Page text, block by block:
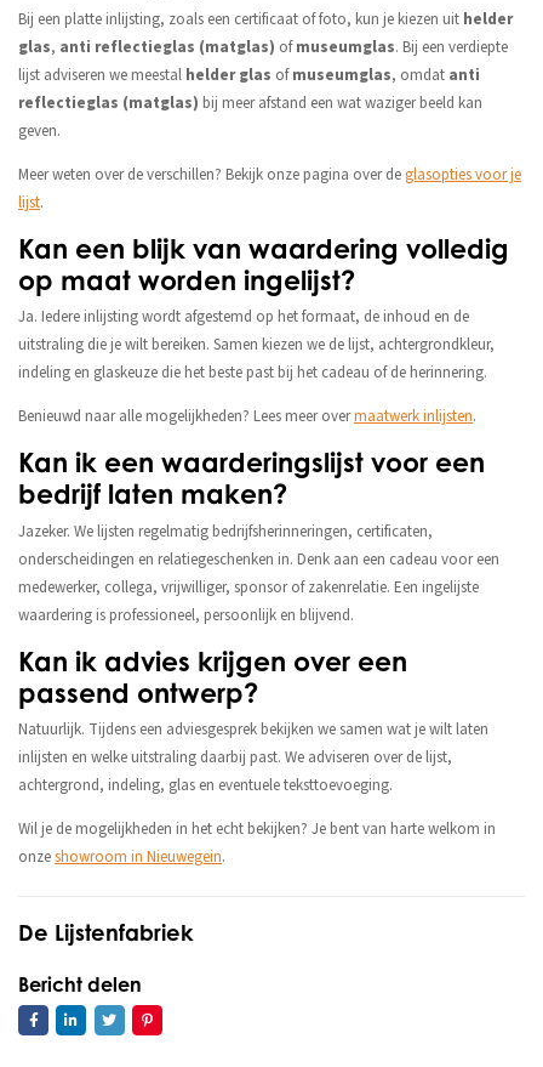
Bij een platte inlijsting, zoals een certificaat of foto, kun je kiezen uit helder
glas, anti reflectieglas (matglas) ofmuseumglas. Bij een verdiepte
lijst adviseren we meestal helder glas ofmuseumglas, omdat anti
reflectieglas (matglas) bij meer afstand een wat waziger beeld kan
geven.
Meer weten over de verschillen? Bekijk onze pagina over deglasopties voor je
lijst.
Kan een blijk van waardering volledig
op maat worden ingelijst?
Ja. Iedere inlijsting wordt afgestemd op het formaat, de inhoud en de
uitstraling die je wilt bereiken. Samen kiezen we de lijst, achtergrondkleur,
indeling en glaskeuze die het beste past bij het cadeau of de herinnering.
Benieuwd naar alle mogelijkheden? Lees meer overmaatwerk inlijsten.
Kan ik een waarderingslijst voor een
bedrijf laten maken?
Jazeker. We lijsten regelmatig bedrijfsherinneringen, certificaten,
onderscheidingen en relatiegeschenken in. Denk aan een cadeau voor een
medewerker, collega, vrijwilliger, sponsor of zakenrelatie. Een ingelijste
waardering is professioneel, persoonlijk en blijvend.
Kan ik advies krijgen over een
passend ontwerp?
Natuurlijk. Tijdens een adviesgesprek bekijken we samen wat je wilt laten
inlijsten en welke uitstraling daarbij past. We adviseren over de lijst,
achtergrond, indeling, glas en eventuele teksttoevoeging.
Wil je de mogelijkheden in het echt bekijken? Je bent van harte welkom in
onzeshowroom in Nieuwegein.
De Lijstenfabriek
Bericht delen